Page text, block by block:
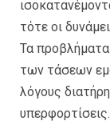
τότε οι
Τα
των τάσεων
λόγους
υπερφορτίσεις.